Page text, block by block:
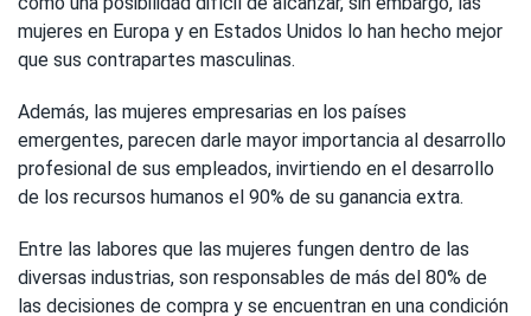
mujeres en Europa y en Estados Unidos lo han hecho mejor
que sus contrapartes masculinas.
Además, las mujeres empresarias en los países
emergentes, parecen darle mayor importancia al desarrollo
profesional de sus empleados, invirtiendo en el desarrollo
de los recursos humanos el 90% de su ganancia extra.
Entre las labores que las mujeres fungen dentro de las
diversas industrias, son responsables de más del 80% de
las decisiones de compra y se encuentran en una condición